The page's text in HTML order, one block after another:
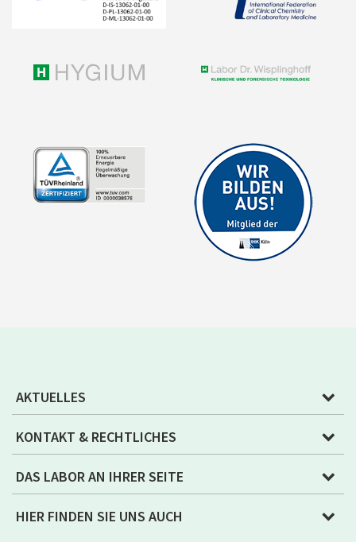
AKTUELLES
KONTAKT & RECHTLICHES
DAS LABOR AN IHRER SEITE
HIER FINDEN SIE UNS AUCH